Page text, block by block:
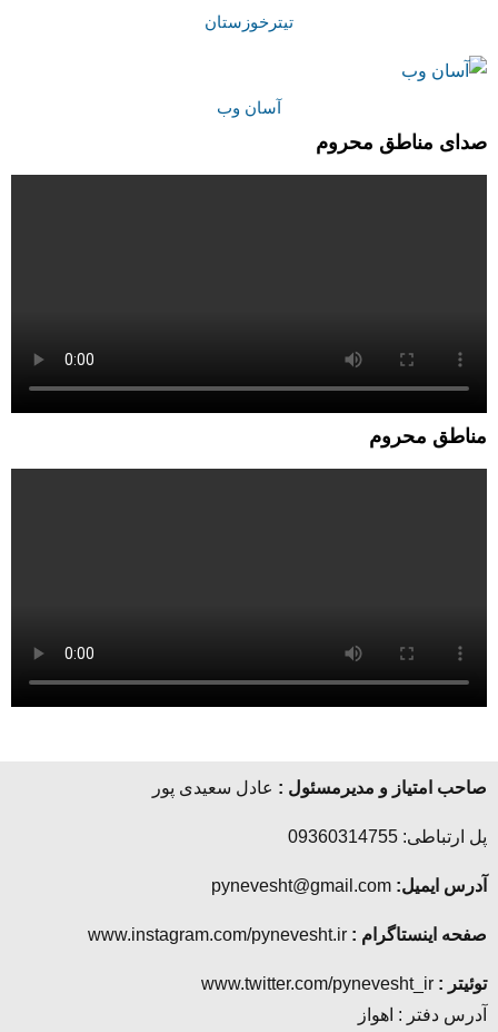
تیترخوزستان
آسان وب
صدای مناطق محروم
مناطق محروم
صاحب امتیاز و مدیرمسئول : عادل سعیدی پور
پل ارتباطی: 09360314755
آدرس ایمیل:
صفحه اینستاگرام :
توئیتر :
آدرس دفتر : اهواز